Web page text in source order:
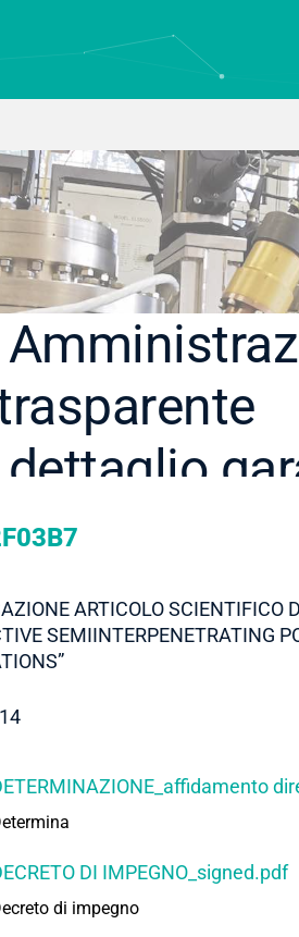
dettaglio
ARTICOLO SCIENTIFICO
SEMIINTERPENETRATING
DI IMPEGNO_signed.pdf
di impegno